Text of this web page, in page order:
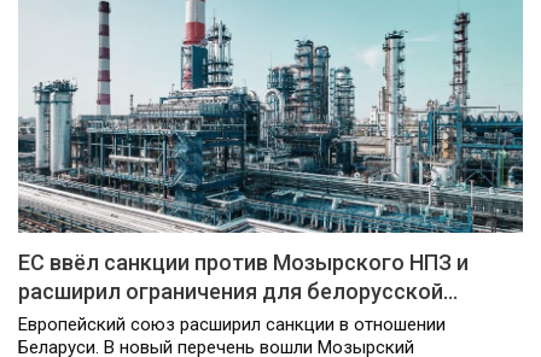
ЕС ввёл санкции против Мозырского НПЗ и
расширил ограничения для белорусской…
Европейский союз расширил санкции в отношении
Беларуси. В новый перечень вошли Мозырский